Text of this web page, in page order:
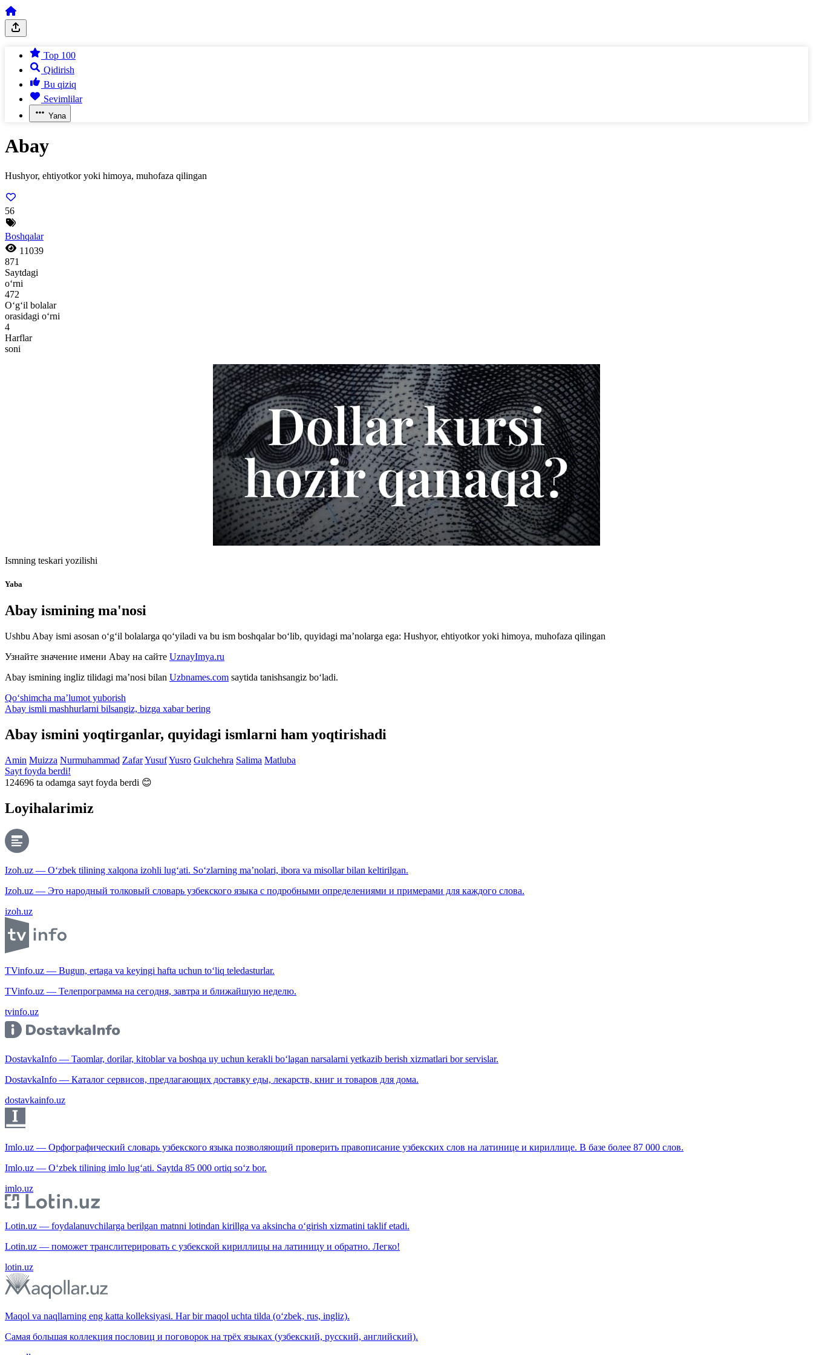
Top 100
Qidirish
Bu qiziq
Sevimlilar
Yana
Abay
Hushyor, ehtiyotkor yoki himoya, muhofaza qilingan
56
Boshqalar
11039
871
Saytdagi
o‘rni
472
O‘g‘il bolalar
orasidagi o‘rni
4
Harflar
soni
Ismning teskari yozilishi
Yaba
Abay ismining ma'nosi
Ushbu Abay ismi asosan o‘g‘il bolalarga qo‘yiladi va bu ism boshqalar bo‘lib, quyidagi ma’nolarga ega: Hushyor, ehtiyotkor yoki himoya, muhofaza qilingan
Узнайте значение имени Abay на сайте UznayImya.ru
Abay ismining ingliz tilidagi ma’nosi bilan Uzbnames.com saytida tanishsangiz bo‘ladi.
Qo‘shimcha ma’lumot yuborish
Abay ismli mashhurlarni bilsangiz, bizga xabar bering
Abay ismini yoqtirganlar, quyidagi ismlarni ham yoqtirishadi
Amin Muizza Nurmuhammad ZafarYusufYusro Gulchehra Salima Matluba
Sayt foyda berdi!
124696 ta odamga sayt foyda berdi 😊
Loyihalarimiz
Izoh.uz — O‘zbek tilining xalqona izohli lug‘ati. So‘zlarning ma’nolari, ibora va misollar bilan keltirilgan.
Izoh.uz — Это народный толковый словарь узбекского языка с подробными определениями и примерами для каждого слова.
izoh.uz
TVinfo.uz — Bugun, ertaga va keyingi hafta uchun to‘liq teledasturlar.
TVinfo.uz — Телепрограмма на сегодня, завтра и ближайшую неделю.
tvinfo.uz
DostavkaInfo — Taomlar, dorilar, kitoblar va boshqa uy uchun kerakli bo‘lagan narsalarni yetkazib berish xizmatlari bor servislar.
DostavkaInfo — Каталог сервисов, предлагающих доставку еды, лекарств, книг и товаров для дома.
dostavkainfo.uz
Imlo.uz — Орфографический словарь узбекского языка позволяющий проверить правописание узбекских слов на латинице и кириллице. В базе более 87 000 слов.
Imlo.uz — O‘zbek tilining imlo lug‘ati. Saytda 85 000 ortiq so‘z bor.
imlo.uz
Lotin.uz — foydalanuvchilarga berilgan matnni lotindan kirillga va aksincha o‘girish xizmatini taklif etadi.
Lotin.uz — поможет транслитерировать с узбекской кириллицы на латиницу и обратно. Легко!
lotin.uz
Maqol va naqllarning eng katta kolleksiyasi. Har bir maqol uchta tilda (o‘zbek, rus, ingliz).
Самая большая коллекция пословиц и поговорок на трёх языках (узбекский, русский, английский).